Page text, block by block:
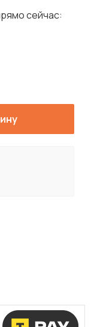
сейчас: